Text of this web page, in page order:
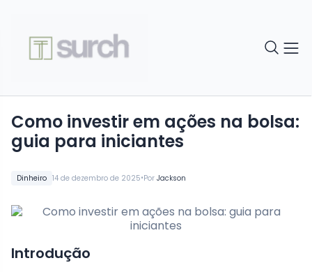
Dinheiro 14 de dezembro de 2025•Por Jackson
Como investir em ações na bolsa:
guia para iniciantes
Introdução